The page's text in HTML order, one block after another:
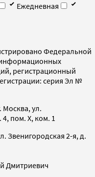
Ежедневная
Федеральной
регистрационный
серия Эл №
Москва, ул.
4, пом. X, ком. 1
Звенигородская 2-я, д.
Дмитриевич